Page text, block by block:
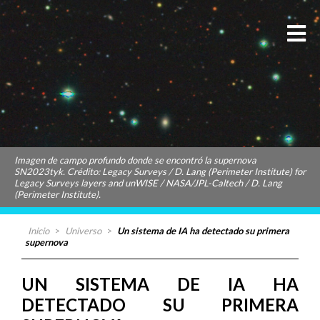
Imagen de campo profundo donde se encontró la supernova
SN2023tyk. Crédito: Legacy Surveys / D. Lang (Perimeter Institute) for
Legacy Surveys layers and unWISE / NASA/JPL-Caltech / D. Lang
(Perimeter Institute).
Inicio > Universo > Un sistema de IA ha detectado su primera
supernova
UN SISTEMA DE IA HA
DETECTADO SU PRIMERA